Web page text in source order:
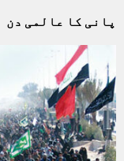
پانی کا عالمی دن